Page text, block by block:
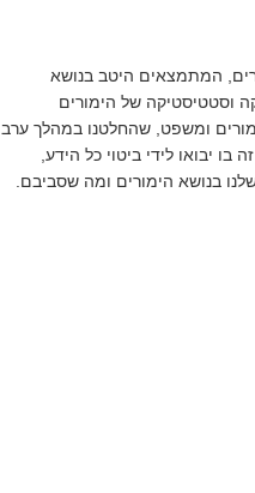
המתמצאים היטב בנושא
וסטטיסטיקה של הימורים
ומשפט, שהחלטנו במהלך ערב
בו יבואו לידי ביטוי כל הידע,
שלנו בנושא הימורים ומה שסביבם.